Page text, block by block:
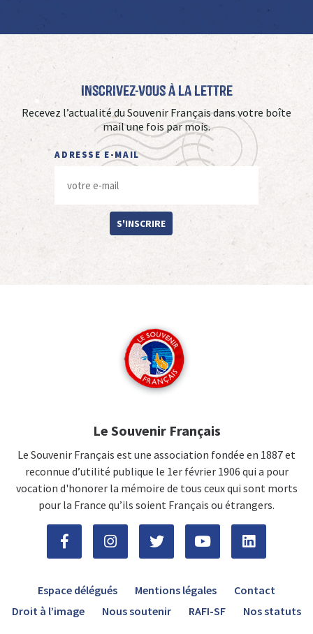
Inscrivez-vous à La Lettre
Recevez l’actualité du Souvenir Français dans votre boîte
mail une fois par mois.
ADRESSE E-MAIL
S'INSCRIRE
Le Souvenir Français
Le Souvenir Français est une association fondée en 1887 et
reconnue d’utilité publique le 1er février 1906 qui a pour
vocation d'honorer la mémoire de tous ceux qui sont morts
pour la France qu’ils soient Français ou étrangers.
Espace délégués Mentions légales
Contact
Droit à l’image
Nous soutenir RAFI-SF Nos statuts